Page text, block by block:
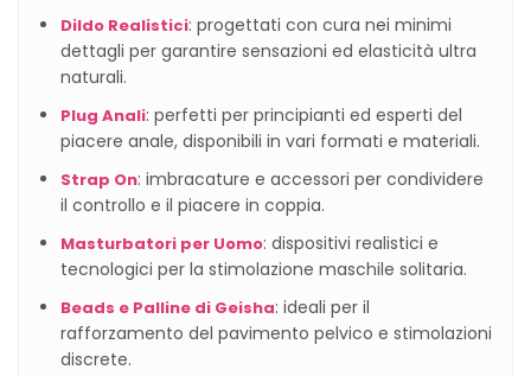
Dildo Realistici: progettati con cura nei minimi
dettagli per garantire sensazioni ed elasticità ultra
naturali.
Plug Anali: perfetti per principianti ed esperti del
piacere anale, disponibili in vari formati e materiali.
Strap On: imbracature e accessori per condividere
il controllo e il piacere in coppia.
Masturbatori per Uomo: dispositivi realistici e
tecnologici per la stimolazione maschile solitaria.
Beads e Palline di Geisha: ideali per il
rafforzamento del pavimento pelvico e stimolazioni
discrete.